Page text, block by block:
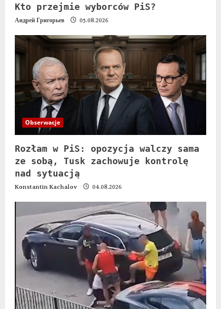
Kto przejmie wyborców PiS?
Андрей Григорьев 05.08.2026
Obserwacje
Rozłam w PiS: opozycja walczy sama
ze sobą, Tusk zachowuje kontrolę
nad sytuacją
Konstantin Kachalov 04.08.2026